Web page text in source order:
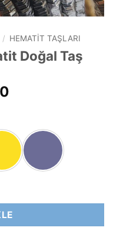
/ HEMATIT TAŞLARI
Doğal Taş